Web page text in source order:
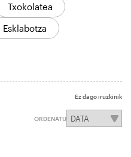
Txokolatea
Esklabotza
Ez dago iruzkinik
ORDENATU